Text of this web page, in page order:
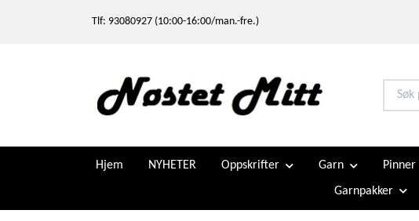
Tlf: 93080927 (10:00-16:00/man.-fre.)
Hjem NYHETER Oppskrifter Garn Pinner
Garnpakker